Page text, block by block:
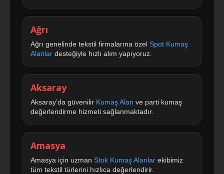
Ağrı
Ağrı genelinde tekstil firmalarına özel Spot Kumaş
Alanlar desteğiyle hızlı alım yapıyoruz.
Aksaray
Aksaray’da güvenilir Kumaş Alan ve parti kumaş
değerlendirme hizmeti sağlanmaktadır.
Amasya
Amasya için uzman Stok Kumaş Alanlar ekibimiz
tüm tekstil türlerini hızlıca değerlendirir.